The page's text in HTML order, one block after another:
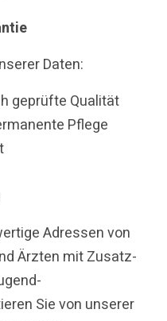
Daten:
geprüfte Qualität
Pflege
Adressen von
Ärzten mit Zusatz-
Sie von unserer